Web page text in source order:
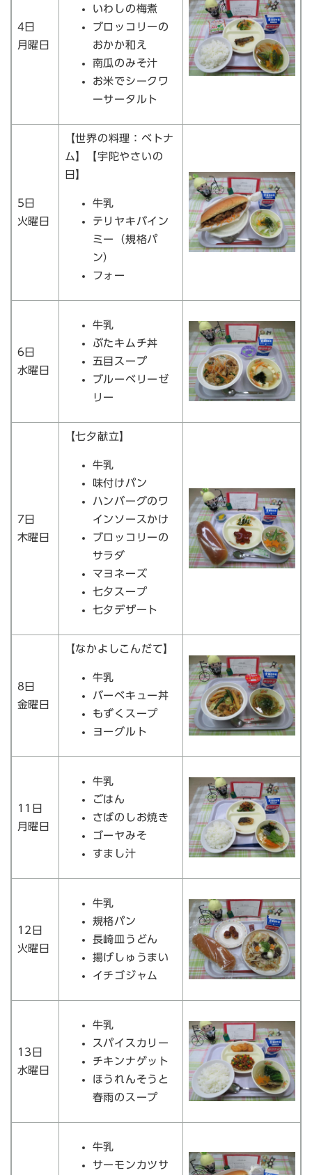
4日
月曜日
いわしの梅煮
ブロッコリーの
おかか和え
南瓜のみそ汁
お米でシークワ
ーサータルト
5日
火曜日
【世界の料理：ベトナ
ム】【宇陀やさいの
日】
牛乳
テリヤキバイン
ミー（規格パ
ン）
フォー
6日
水曜日
牛乳
ぶたキムチ丼
五目スープ
ブルーベリーゼ
リー
7日
木曜日
【七夕献立】
牛乳
味付けパン
ハンバーグのワ
インソースかけ
ブロッコリーの
サラダ
マヨネーズ
七夕スープ
七夕デザート
8日
金曜日
【なかよしこんだて】
牛乳
バーベキュー丼
もずくスープ
ヨーグルト
11日
月曜日
牛乳
ごはん
さばのしお焼き
ゴーヤみそ
すまし汁
12日
火曜日
牛乳
規格パン
長崎皿うどん
揚げしゅうまい
イチゴジャム
13日
水曜日
牛乳
スパイスカリー
チキンナゲット
ほうれんそうと
春雨のスープ
牛乳
サーモンカツサ